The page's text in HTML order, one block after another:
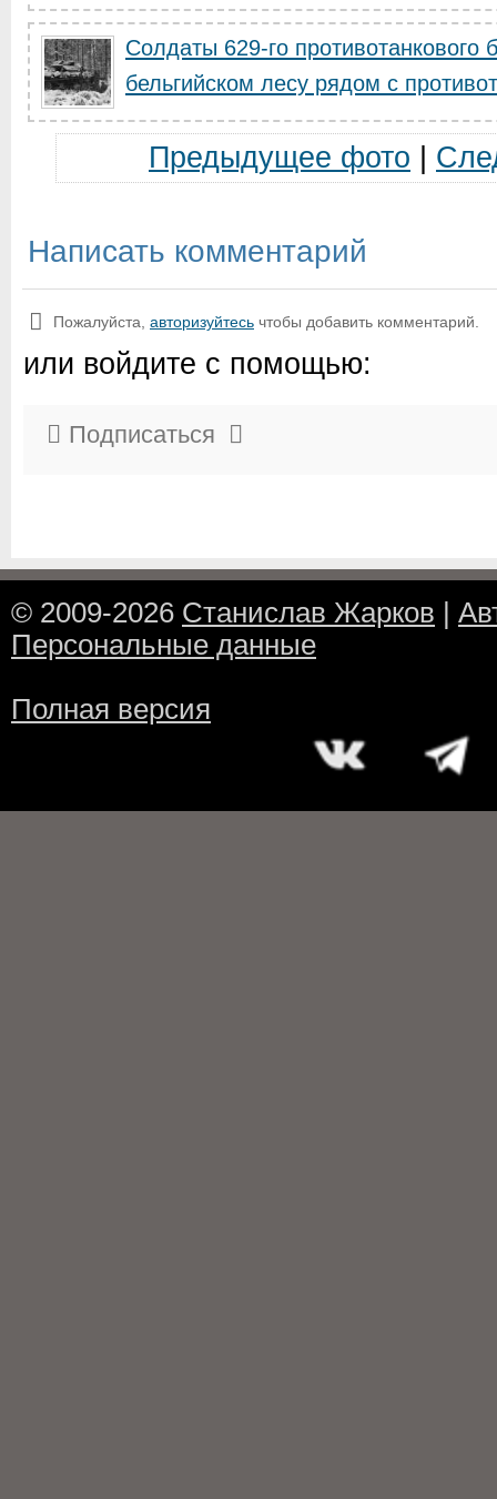
Солдаты 629-го
бельгийском лесу рядом с
Предыдущее фото
Написать комментарий
Пожалуйста, авторизуйтесь чтобы добавить комментарий.
или войдите с помощью:
Подписаться
© 2009-2026 Станислав Жарков
Персональные данные
Полная версия